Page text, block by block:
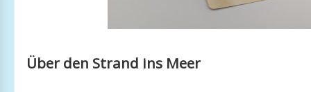
Über den Strand ins Meer